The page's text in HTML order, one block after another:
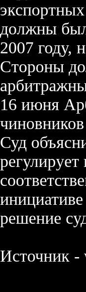
должны
2007 году,
Стороны
16 июня
Суд
решение
Источник -